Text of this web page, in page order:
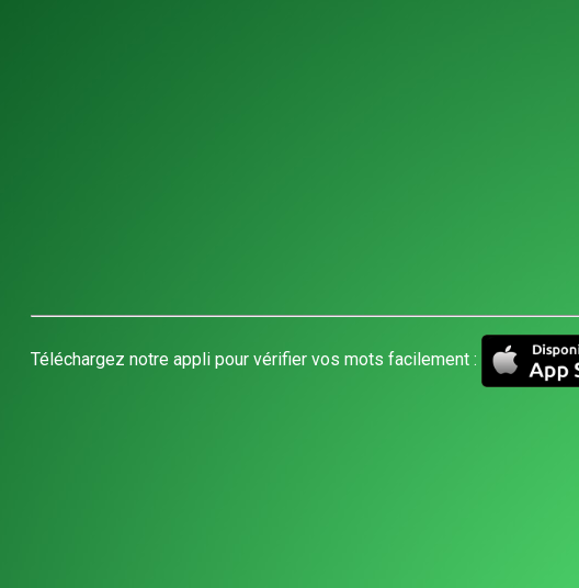
Téléchargez notre appli pour vérifier vos mots facilement :